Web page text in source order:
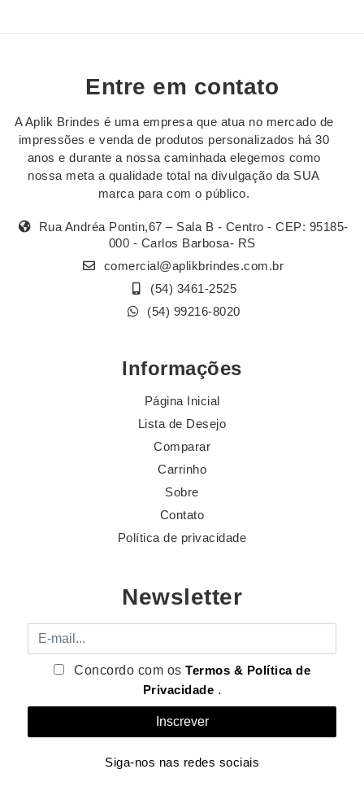
Entre em contato
A Aplik Brindes é uma empresa que atua no mercado de
impressões e venda de produtos personalizados há 30
anos e durante a nossa caminhada elegemos como
nossa meta a qualidade total na divulgação da SUA
marca para com o público.
Rua Andréa Pontin,67 – Sala B - Centro - CEP: 95185-
000 - Carlos Barbosa- RS
comercial@aplikbrindes.com.br
(54) 3461-2525
(54) 99216-8020
Informações
Página Inicial
Lista de Desejo
Comparar
Carrinho
Sobre
Contato
Política de privacidade
Newsletter
E-mail
Concordo com osTermos & Política de
Privacidade .
Siga-nos nas redes sociais